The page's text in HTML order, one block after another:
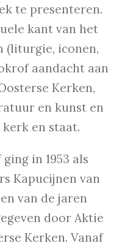
te presenteren.
kant van het
(liturgie, iconen,
aandacht aan
Kerken,
en kunst en
en staat.
in 1953 als
Kapucijnen van
van de jaren
door Aktie
Kerken. Vanaf